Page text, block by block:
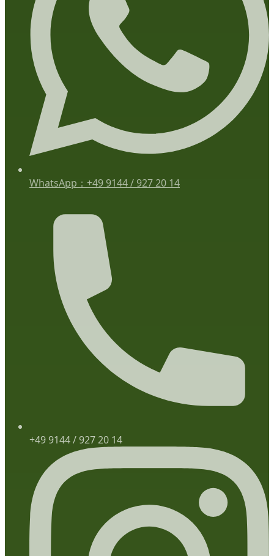
WhatsApp：+49 9144 / 927 20 14
+49 9144 / 927 20 14